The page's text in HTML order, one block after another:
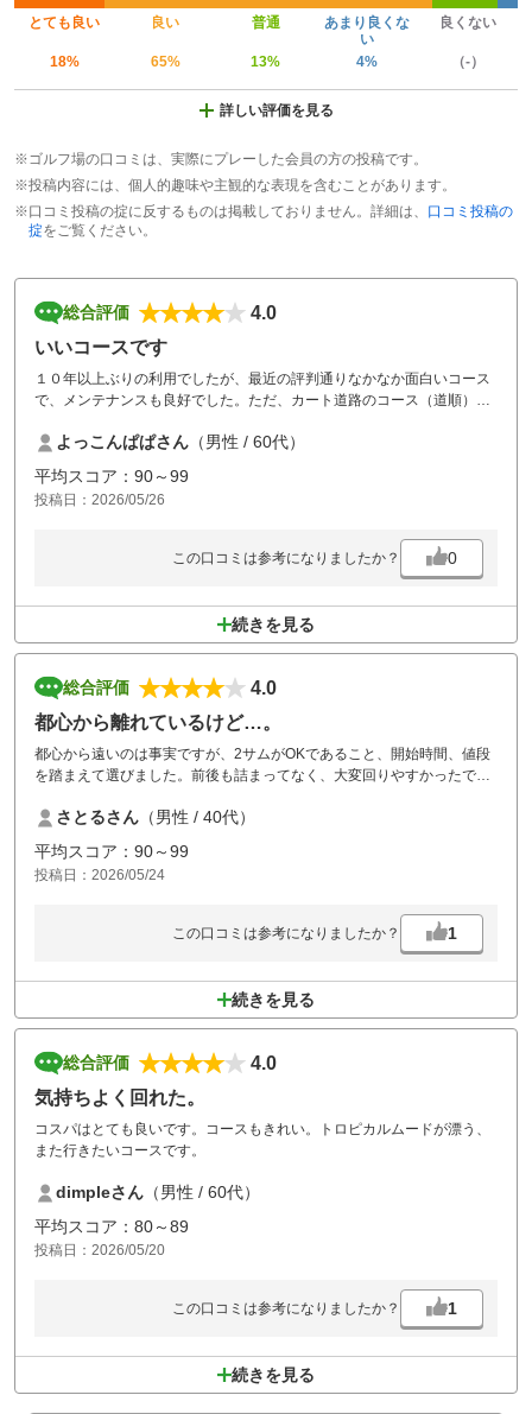
とても良い 良い 普通
あまり良くな
い
良くない
18% 65% 13% 4% （-）
詳しい評価を見る
※ゴルフ場の口コミは、実際にプレーした会員の方の投稿です。
※投稿内容には、個人的趣味や主観的な表現を含むことがあります。
※口コミ投稿の掟に反するものは掲載しておりません。詳細は、 口コミ投稿の
掟をご覧ください。
総合評価
4.0
いいコースです
１０年以上ぶりの利用でしたが、最近の評判通りなかなか面白いコース
で、メンテナンスも良好でした。ただ、カート道路のコース（道順）案
い。
お昼のバイキングはいいですが、コーヒーは飲めるようにして欲しい。
お風呂（露天）は最高です。
よっこんぱぱさん （男性 / 60代）
平均スコア：90～99
投稿日：2026/05/26
この口コミは参考になりましたか？ 0
続きを見る
総合評価
4.0
都心から離れているけど…。
都心から遠いのは事実ですが、2サムがOKであること、開始時間、値段
を踏まえて選びました。前後も詰まってなく、大変回りやすかったで
さとるさん （男性 / 40代）
平均スコア：90～99
投稿日：2026/05/24
この口コミは参考になりましたか？ 1
続きを見る
総合評価
4.0
気持ちよく回れた。
コスパはとても良いです。コースもきれい。トロピカルムードが漂う、
また行きたいコースです。
dimpleさん （男性 / 60代）
平均スコア：80～89
投稿日：2026/05/20
この口コミは参考になりましたか？ 1
続きを見る